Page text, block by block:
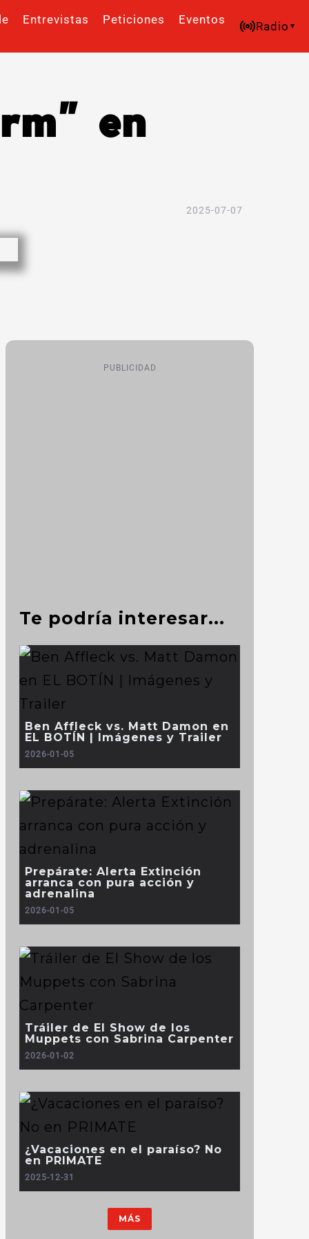
Entrevistas Peticiones Eventos Radio
en
2025-07-07
PUBLICIDAD
Te podría interesar...
Ben Affleck vs. Matt Damon en
EL BOTÍN | Imágenes y Trailer
2026-01-05
Prepárate: Alerta Extinción
arranca con pura acción y
adrenalina
2026-01-05
Tráiler de El Show de los
Muppets con Sabrina Carpenter
2026-01-02
¿Vacaciones en el paraíso? No
en PRIMATE
2025-12-31
MÁS